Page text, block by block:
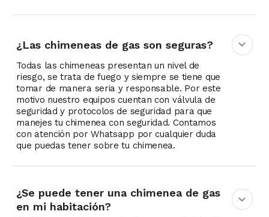
¿Las chimeneas de gas son seguras?
Todas las chimeneas presentan un nivel de
riesgo, se trata de fuego y siempre se tiene que
tomar de manera seria y responsable. Por este
motivo nuestro equipos cuentan con válvula de
seguridad y protocolos de seguridad para que
manejes tu chimenea con seguridad. Contamos
con atención por Whatsapp por cualquier duda
que puedas tener sobre tu chimenea.
¿Se puede tener una chimenea de gas
en mi habitación?